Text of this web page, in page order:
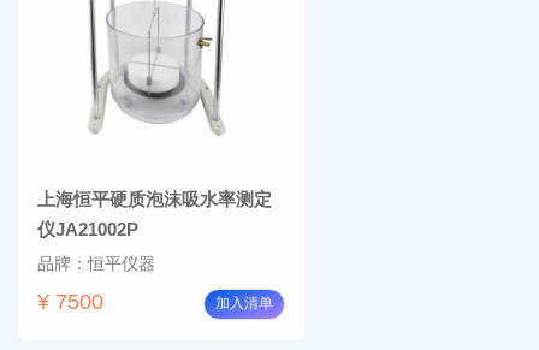
上海恒平硬质泡沫吸水率测定
仪JA21002P
品牌：恒平仪器
¥ 7500 加入清单